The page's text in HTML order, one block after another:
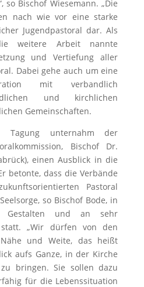
so Bischof Wiesemann. „Die
nach wie vor eine starke
Jugendpastoral dar. Als
weitere Arbeit nannte
und Vertiefung aller
Dabei gehe auch um eine
mit verbandlich
und kirchlichen
Gemeinschaften.
Tagung unternahm der
Bischof Dr.
einen Ausblick in die
betonte, dass die Verbände
Pastoral
so Bischof Bode, in
Gestalten und an sehr
„Wir dürfen von den
und Weite, das heißt
aufs Ganze, in der Kirche
bringen. Sie sollen dazu
für die Lebenssituation